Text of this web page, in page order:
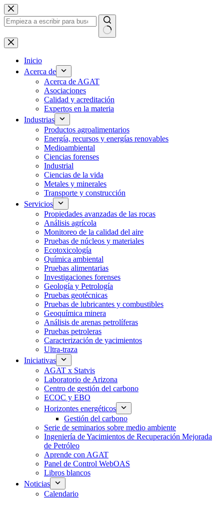
Ir
al
contenido
Sin
resultados
Inicio
Acerca de
Acerca de AGAT
Asociaciones
Calidad y acreditación
Expertos en la materia
Industrias
Productos agroalimentarios
Energía, recursos y energías renovables
Medioambiental
Ciencias forenses
Industrial
Ciencias de la vida
Metales y minerales
Transporte y construcción
Servicios
Propiedades avanzadas de las rocas
Análisis agrícola
Monitoreo de la calidad del aire
Pruebas de núcleos y materiales
Ecotoxicología
Química ambiental
Pruebas alimentarias
Investigaciones forenses
Geología y Petrología
Pruebas geotécnicas
Pruebas de lubricantes y combustibles
Geoquímica minera
Análisis de arenas petrolíferas
Pruebas petroleras
Caracterización de yacimientos
Ultra-traza
Iniciativas
AGAT x Statvis
Laboratorio de Arizona
Centro de gestión del carbono
ECOC y EBO
Horizontes energéticos
Gestión del carbono
Serie de seminarios sobre medio ambiente
Ingeniería de Yacimientos de Recuperación Mejorada
de Petróleo
Aprende con AGAT
Panel de Control WebOAS
Libros blancos
Noticias
Calendario